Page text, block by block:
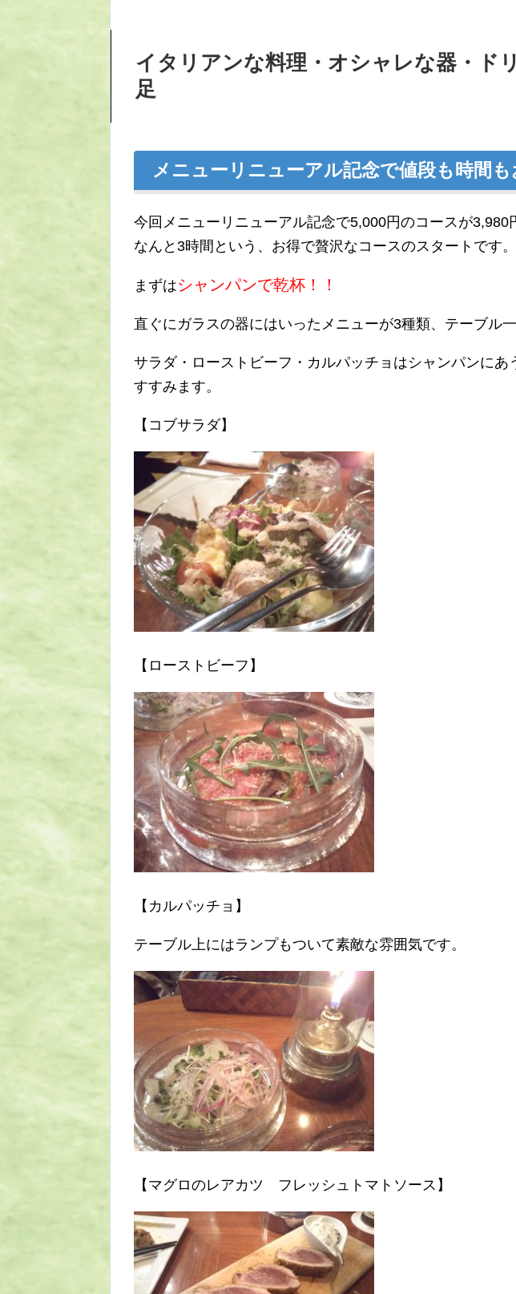
イタリアンな料理・オシャレな器・ド
足
メニューリニューアル記念で値段も時間も
今回メニューリニューアル記念で5,000円のコースが3,980
なんと3時間という、お得で贅沢なコースのスタートです。
まずはシャンパンで乾杯！！
直ぐにガラスの器にはいったメニューが3種類、テーブル一
サラダ・ローストビーフ・カルパッチョはシャンパンにあ
すすみます。
【コブサラダ】
【ローストビーフ】
【カルパッチョ】
テーブル上にはランプもついて素敵な雰囲気です。
【マグロのレアカツ フレッシュトマトソース】